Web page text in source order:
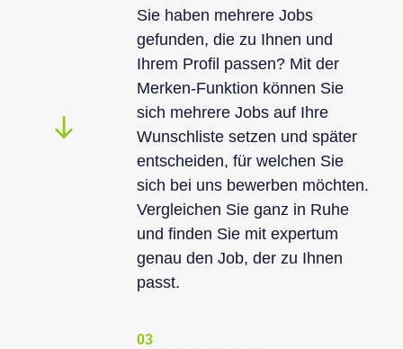
Sie haben mehrere Jobs
gefunden, die zu Ihnen und
Ihrem Profil passen? Mit der
Merken-Funktion können Sie
sich mehrere Jobs auf Ihre
Wunschliste setzen und später
entscheiden, für welchen Sie
sich bei uns bewerben möchten.
Vergleichen Sie ganz in Ruhe
und finden Sie mit expertum
genau den Job, der zu Ihnen
passt.
03